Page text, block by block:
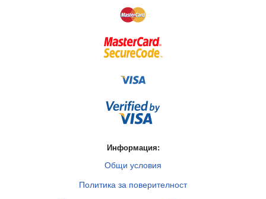
Информация:
Общи условия
Политика за поверителност